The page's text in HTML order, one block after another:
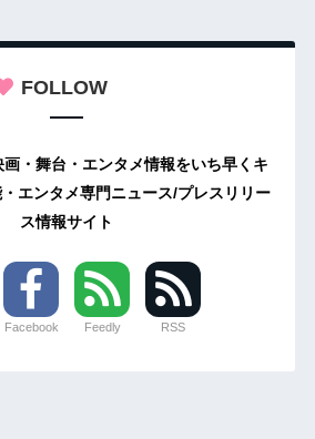
FOLLOW
・舞台・エンタメ情報をいち早くキ
エンタメ専門ニュース/プレスリリー
ス情報サイト
Facebook Feedly RSS